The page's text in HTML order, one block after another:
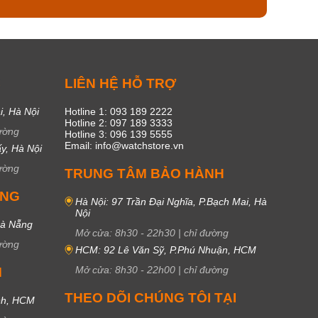
Hà Nội
Hà Nội
Nẵng
HCM
LIÊN HỆ HỖ TRỢ
Hotline 1: 093 189 2222
Hotline 2: 097 189 3333
Hotline 3: 096 139 5555
Email: info@watchstore.vn
TRUNG TÂM BẢO HÀNH
Hà Nội: 97 Trần Đại Nghĩa, P.Bạch Mai, Hà
Nội
Mở cửa: 8h30 - 22h30 | chỉ đường
HCM: 92 Lê Văn Sỹ, P.Phú Nhuận, HCM
Mở cửa: 8h30 - 22h00 | chỉ đường
THEO DÕI CHÚNG TÔI TẠI